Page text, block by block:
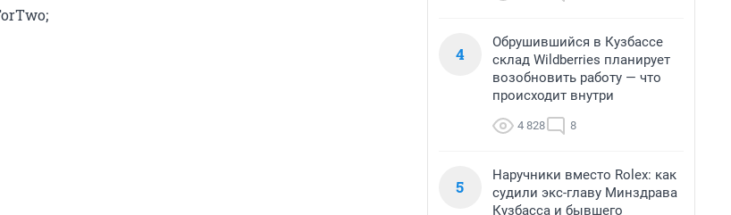
4
Обрушившийся в Кузбассе
склад Wildberries планирует
возобновить работу — что
происходит внутри
4 828 8
5
Наручники вместо Rolex: как
судили экс-главу Минздрава
Кузбасса и бывшего